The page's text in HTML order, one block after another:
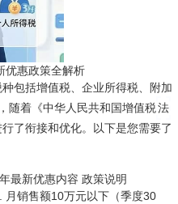
优惠政策全解析
包括增值税、企业所得税、附加
随着《中华人民共和国增值税法
了衔接和优化。以下是您需要了
新优惠内容 政策说明
销售额10万元以下（季度30